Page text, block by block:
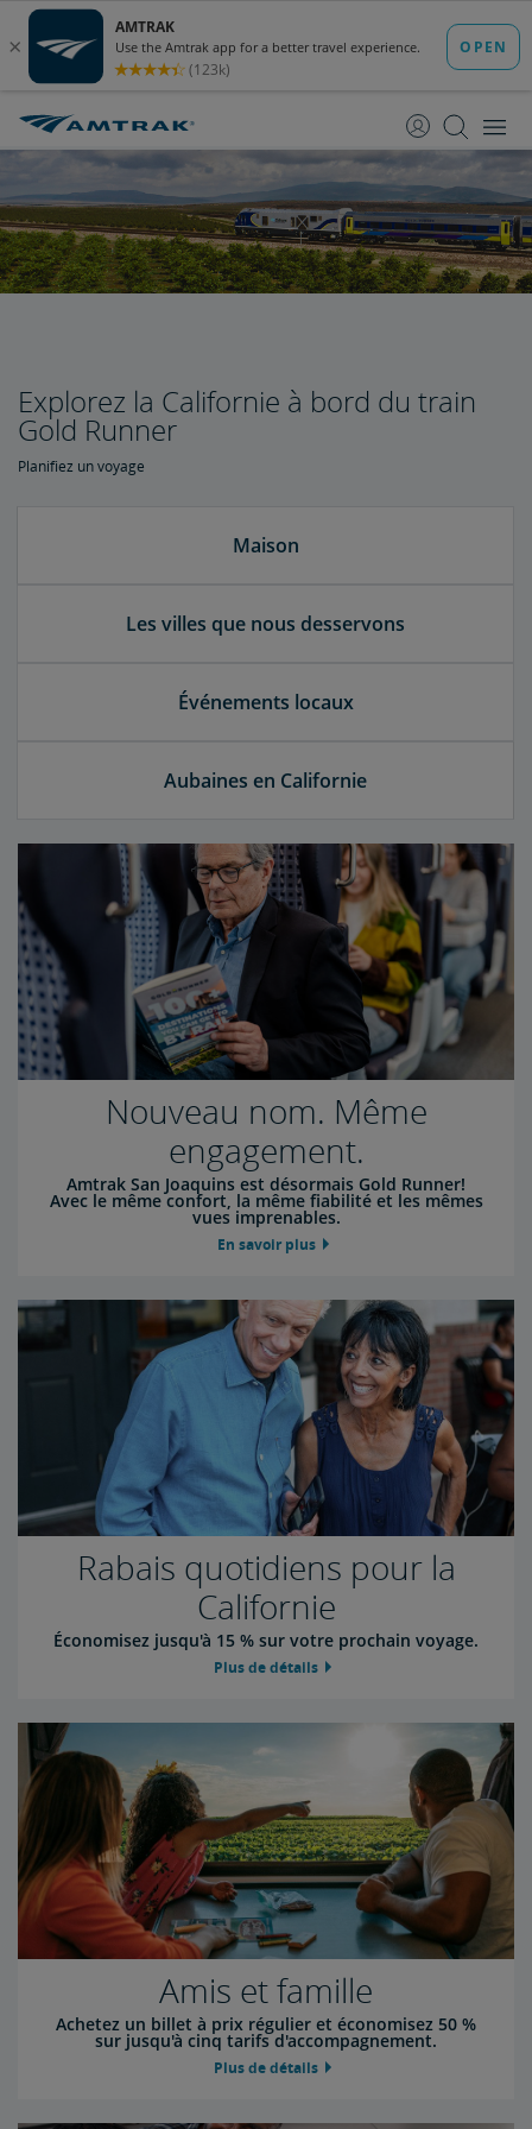
contenu
la
Explorez la Californie à bord du train
Gold Runner
Planifiez un voyage
Maison
Les villes que nous desservons
Événements locaux
Aubaines en Californie
Nouveau nom. Même
engagement.
Amtrak San Joaquins est désormais Gold Runner!
Avec le même confort, la même fiabilité et les mêmes
vues imprenables.
En savoir plus
Rabais quotidiens pour la
Californie
Économisez jusqu'à 15 % sur votre prochain voyage.
Plus de détails
Amis et famille
Achetez un billet à prix régulier et économisez 50 %
sur jusqu'à cinq tarifs d'accompagnement.
Plus de détails